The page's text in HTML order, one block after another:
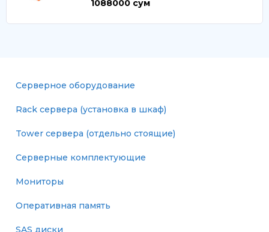
1088000 сум
Серверное оборудование
Rack сервера (установка в шкаф)
Tower сервера (отдельно стоящие)
Серверные комплектующие
Мониторы
Оперативная память
SAS диски